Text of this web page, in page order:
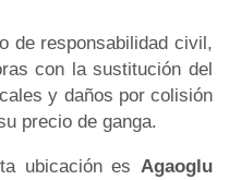
de responsabilidad civil,
con la sustitución del
y daños por colisión
precio de ganga.
ubicación es Agaoglu